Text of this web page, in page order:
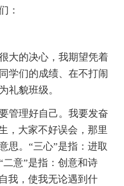
：
大的决心，我期望凭着
学们的成绩、在不打闹
礼貌班级。
管理好自己。我要发奋
，大家不好误会，那里
思。“三心”是指：进取
意”是指：创意和诗
我，使我无论遇到什